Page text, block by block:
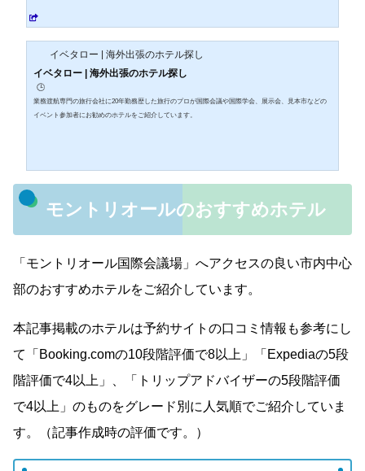
そもラウンジを使える機会ってそんなにあるの？」と疑問に持つ方
イベタロー | 海外出張のホテル探し
イベタロー | 海外出張のホテル探し
🕒️
業務渡航専門の旅行会社に20年勤務歴した旅行のプロが国際会議や国際学会、展示会、見本市などの
イベント参加者にお勧めのホテルをご紹介しています。
モントリオールのおすすめホテル
「モントリオール国際会議場」へアクセスの良い市内中心
部のおすすめホテルをご紹介しています。
本記事掲載のホテルは予約サイトの口コミ情報も参考にし
て「Booking.comの10段階評価で8以上」「Expediaの5段
階評価で4以上」、「トリップアドバイザーの5段階評価
で4以上」のものをグレード別に人気順でご紹介していま
す。（記事作成時の評価です。）